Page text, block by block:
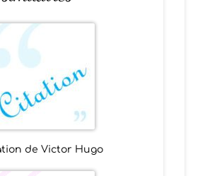
de Victor Hugo